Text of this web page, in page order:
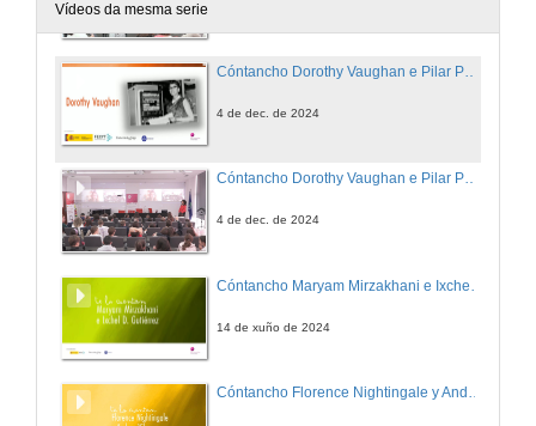
Vídeos da mesma serie
4 de dec. de 2024
Cóntancho Dorothy Vaughan e Pilar Páez. Quenda de preguntas
4 de dec. de 2024
14 de xuño de 2024
Cóntancho Florence Nightingale y Andrea Vilar